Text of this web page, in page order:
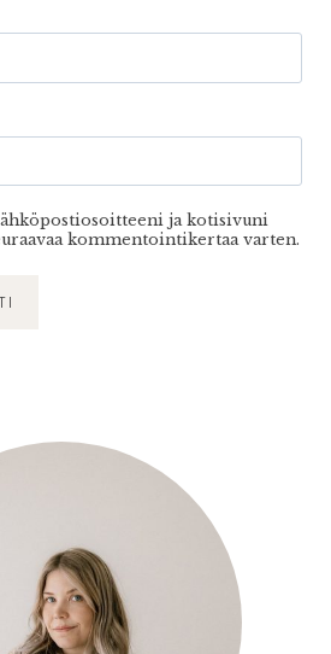
ja kotisivuni
kommentointikertaa varten.